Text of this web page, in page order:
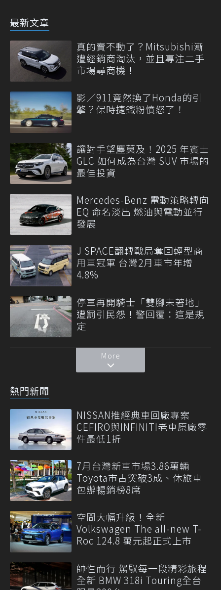
最新文章
真的賣不動了？Mitsubishi漸
遭經銷商淘汰，並且專注二手
市場尋商機！
影／911竟然換了Honda的引
擎？保時捷鐵粉憤怒了！
讓對手望塵莫及！2025 年賓士
GLC 如何成為台灣 SUV 市場的
最佳投資
Mercedes-Benz 電動策略轉向
EQ 命名淡出 燃油與電動並行
發展
J SPACE翻轉戰局奪回輕型商
用車冠軍 台灣2月車市年增
4.8%
停車再開騎士「雙腳未著地」
遭罰引民怨！警回覆：這是規
定
More
熱門新聞
NISSAN推經典車回廠專案
CEFIRO與INFINITI老車原廠零
件最低1折
7月台灣新車市場3.86萬輛
Toyota市占突破3成、休旅車
包辦暢銷榜8席
空間大幅升級！全新
Volkswagen The all-new T-
Roc 124.8 萬元起正式上市
帥性而行 駕馭每一段精彩旅程
全新 BMW 318i Touring全台